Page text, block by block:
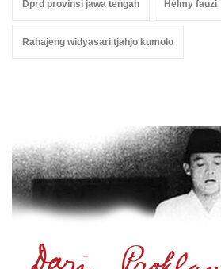
Dprd provinsi jawa tengah Helmy fauzi
Rahajeng widyasari tjahjo kumolo